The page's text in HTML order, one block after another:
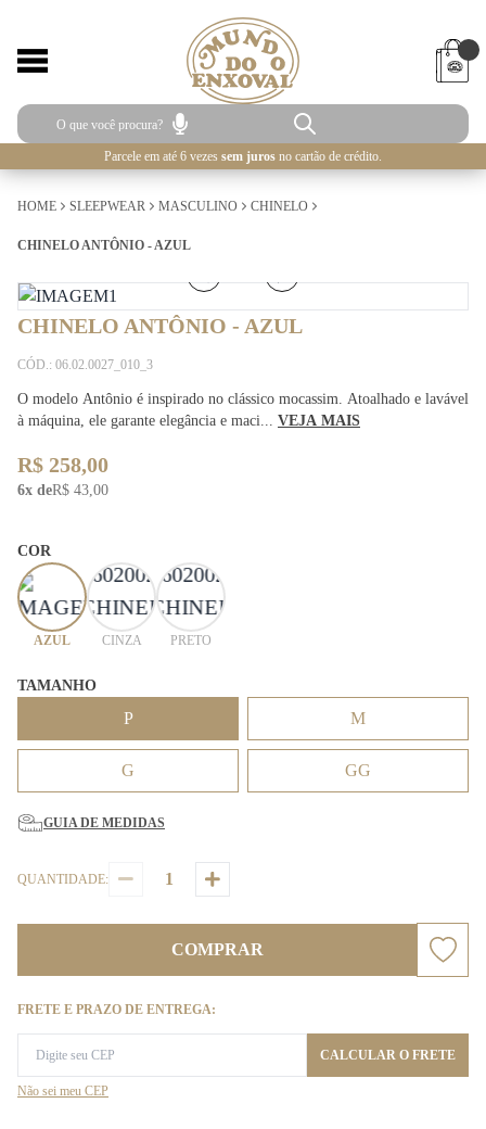
Parcele em até 6 vezes sem juros no cartão de crédito.
HOME SLEEPWEAR MASCULINO CHINELO
CHINELO ANTÔNIO - AZUL
CHINELO ANTÔNIO - AZUL
CÓD.: 06.02.0027_010_3
O modelo Antônio é inspirado no clássico mocassim. Atoalhado e lavável
à máquina, ele garante elegância e maci... VEJA MAIS
R$ 258,00
6x deR$ 43,00
COR
AZUL CINZA PRETO
TAMANHO
P M
G GG
GUIA DE MEDIDAS
QUANTIDADE:
COMPRAR
FRETE E PRAZO DE ENTREGA:
CALCULAR O FRETE
Não sei meu CEP